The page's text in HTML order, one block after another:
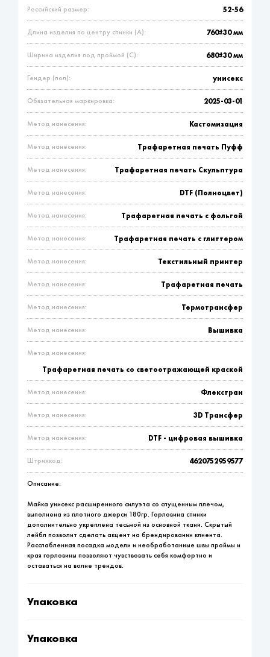
Российский размер: 52-56
Длина изделия по центру спинки (A): 760±30 мм
Ширина изделия под проймой (С): 680±30 мм
Гендер (пол): унисекс
Обязательная маркировка: 2025-03-01
Метод нанесения: Кастомизация
Метод нанесения: Трафаретная печать Пуфф
Метод нанесения: Трафаретная печать Скульптура
Метод нанесения: DTF (Полноцвет)
Метод нанесения: Трафаретная печать с фольгой
Метод нанесения: Трафаретная печать с глиттером
Метод нанесения: Текстильный принтер
Метод нанесения: Трафаретная печать
Метод нанесения: Термотрансфер
Метод нанесения: Вышивка
Метод нанесения:
Трафаретная печать со светоотражающей краской
Метод нанесения: Флекстран
Метод нанесения: 3D Трансфер
Метод нанесения: DTF - цифровая вышивка
Штрихкод: 4620752959577
Описание:
Майка унисекс расширенного силуэта со спущенным плечом,
выполнена из плотного джерси 180гр. Горловина спинки
дополнительно укреплена тесьмой из основной ткани. Скрытый
лейбл позволит сделать акцент на брендировании клиента.
Расслабленная посадка модели и необработанные швы проймы и
края горловины позволяют чувствовать себя комфортно и
оставаться на волне трендов.
Упаковка
Упаковка